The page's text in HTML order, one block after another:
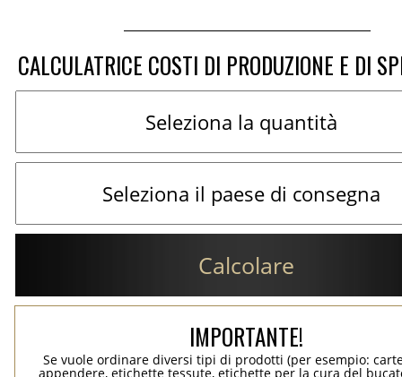
CALCULATRICE COSTI DI PRODUZIONE E DI
Calcolare
IMPORTANTE!
Se vuole ordinare diversi tipi di prodotti (per esempio:
appendere, etichette tessute, etichette per la cura del